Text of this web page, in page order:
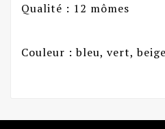
Qualité : 12 mômes
Couleur : bleu, vert, beige